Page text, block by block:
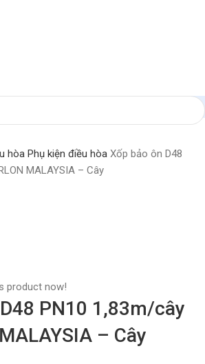
hòa Phụ kiện điều hòa Xốp bảo ôn D48
MALAYSIA – Cây
product now!
PN10 1,83m/cây
– Cây